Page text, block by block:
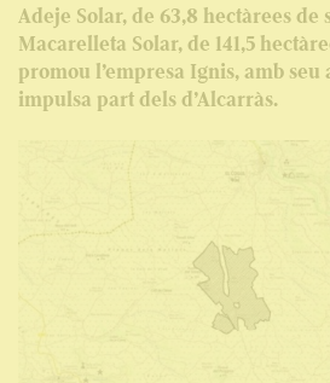
Adeje Solar, de 63,8 hectàrees de
Macarelleta Solar, de 141,5
promou l’empresa Ignis, amb
impulsa part dels d’Alcarràs.